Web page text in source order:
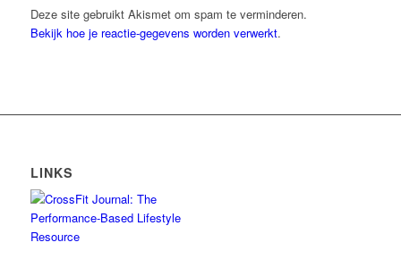
Deze site gebruikt Akismet om spam te verminderen.
Bekijk hoe je reactie-gegevens worden verwerkt.
LINKS